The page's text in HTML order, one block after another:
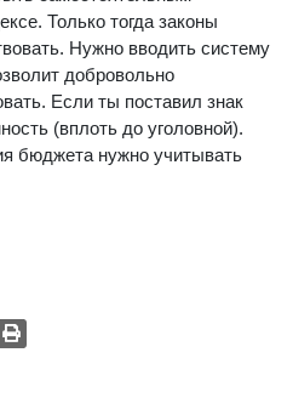
Только тогда законы
Нужно вводить систему
добровольно
Если ты поставил знак
(вплоть до уголовной).
бюджета нужно учитывать